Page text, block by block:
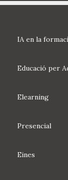
IA en la
Educació per
Elearning
Presencial
Eines